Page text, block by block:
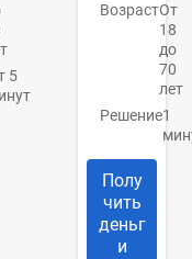
5
ВозрастОт
18
до
70
лет
Решение1
Полу
чить
деньг
и